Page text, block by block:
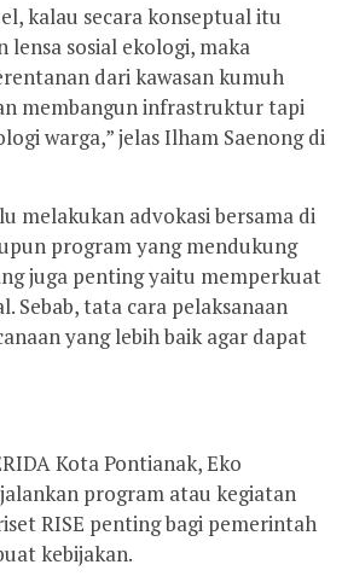
kalau secara konseptual itu
sosial ekologi, maka
dari kawasan kumuh
membangun infrastruktur tapi
warga,” jelas Ilham Saenong di
melakukan advokasi bersama di
program yang mendukung
juga penting yaitu memperkuat
Sebab, tata cara pelaksanaan
yang lebih baik agar dapat
Kota Pontianak, Eko
program atau kegiatan
RISE penting bagi pemerintah
kebijakan.